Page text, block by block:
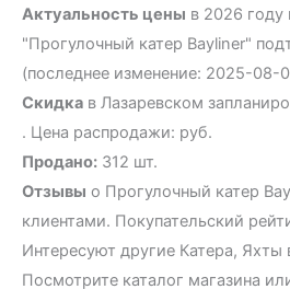
Актуальность цены в 2026 году
"Прогулочный катер Bayliner"
(последнее изменение: 2025-08-
Скидка в Лазаревском
. Цена распродажи: руб.
Продано: 312 шт.
Отзывы о Прогулочный катер
клиентами. Покупательский
Интересуют другие Катера, Яхты
Посмотрите каталог магазина